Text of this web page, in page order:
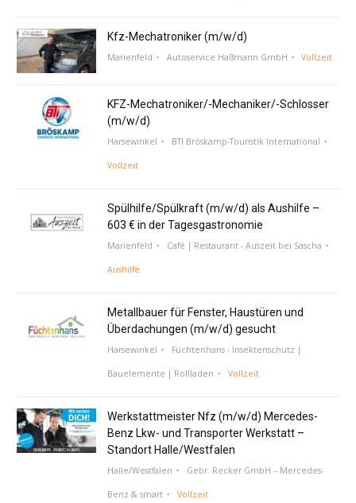
Kfz-Mechatroniker (m/w/d)
Marienfeld Autoservice Haßmann GmbH Vollzeit
KFZ-Mechatroniker/-Mechaniker/-Schlosser
(m/w/d)
Harsewinkel BTI Bröskamp-Touristik International
Vollzeit
Spülhilfe/Spülkraft (m/w/d) als Aushilfe –
603 € in der Tagesgastronomie
Marienfeld Café | Restaurant - Auszeit bei Sascha
Aushilfe
Metallbauer für Fenster, Haustüren und
Überdachungen (m/w/d) gesucht
Harsewinkel Füchtenhans - Insektenschutz |
Bauelemente | Rollladen Vollzeit
Werkstattmeister Nfz (m/w/d) Mercedes-
Benz Lkw- und Transporter Werkstatt –
Standort Halle/Westfalen
Halle/Westfalen Gebr. Recker GmbH – Mercedes-
Benz & smart Vollzeit